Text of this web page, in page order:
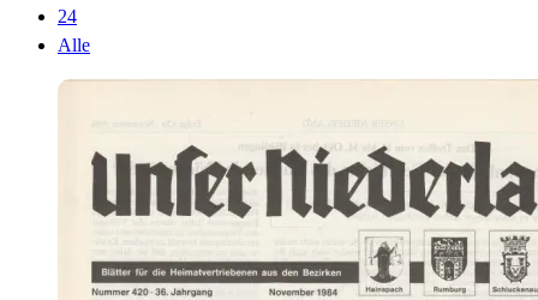
24
Alle